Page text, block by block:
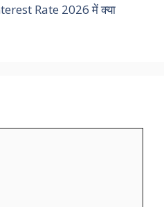
Rate 2026 में क्या